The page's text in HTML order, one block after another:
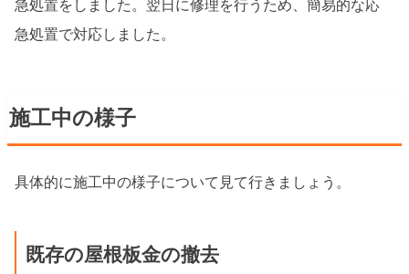
急処置をしました。翌日に修理を行うため、簡易的な応
急処置で対応しました。
施工中の様子
具体的に施工中の様子について見て行きましょう。
既存の屋根板金の撤去